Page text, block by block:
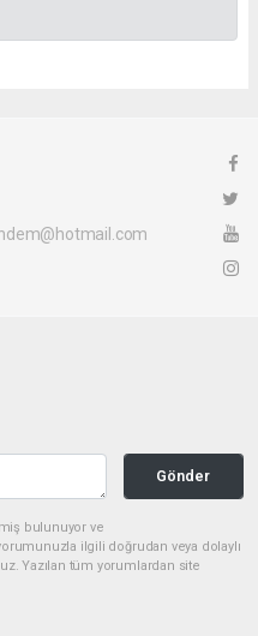
Gönder
bulunuyor ve
ilgili doğrudan veya dolaylı
Yazılan tüm yorumlardan site